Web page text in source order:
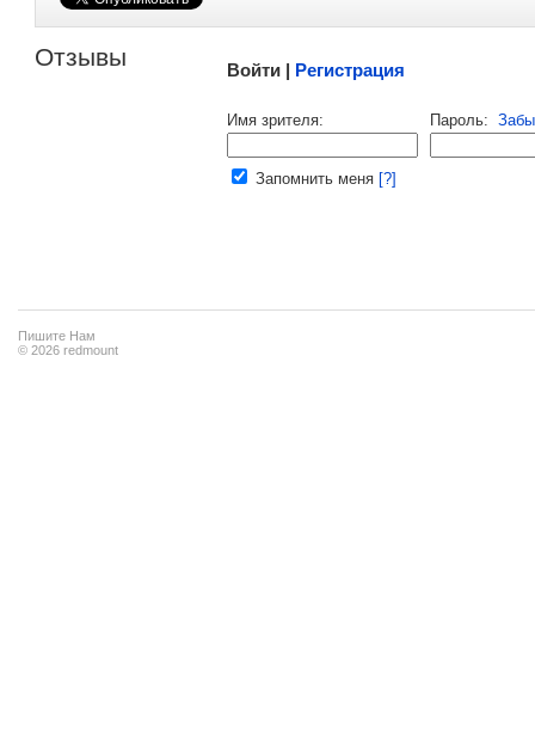
Отзывы Войти | Регистрация
Имя зрителя: Пароль:
Запомнить меня [?]
Пишите Нам
© 2026 redmount